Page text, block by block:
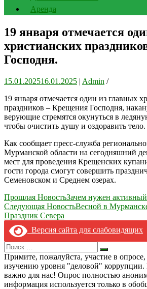
Аренда
19 января отмечается
христианских
Господня.
15.01.202516.01.2025 | Admin /
19 января отмечается один из главных
праздников – Крещения Господня,
верующие стремятся окунуться в
чтобы очистить душу и оздоравить тело.
Как сообщает пресс-служба
Мурманской области на сегодняшний
мест для проведения Крещенских
гости города смогут совершить
Семеновском и Среднем озерах.
Навигация
по
записям
Прошлая НовостьЗачем нужен
Следующая НовостьВесной в
Праздник Севера
Версия сайта для слабовидящих
Search
for:
Искать
Примите, пожалуйста, участие в
изучению уровня "деловой"
важно для нас! Опрос полностью
информация используется только в